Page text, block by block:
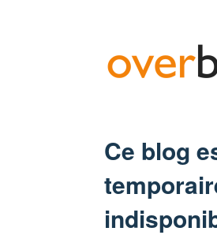
Ce blog